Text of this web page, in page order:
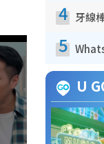
4
5
U